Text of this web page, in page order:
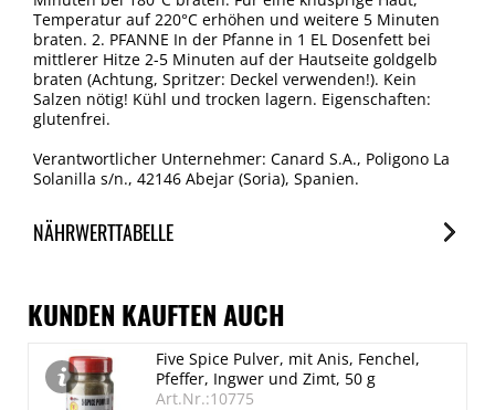
Temperatur auf 220°C erhöhen und weitere 5 Minuten
braten. 2. PFANNE In der Pfanne in 1 EL Dosenfett bei
mittlerer Hitze 2-5 Minuten auf der Hautseite goldgelb
braten (Achtung, Spritzer: Deckel verwenden!). Kein
Salzen nötig! Kühl und trocken lagern. Eigenschaften:
glutenfrei.
Verantwortlicher Unternehmer: Canard S.A., Poligono La
Solanilla s/n., 42146 Abejar (Soria), Spanien.
NÄHRWERTTABELLE
je 100g
Brennwert
1378 kJ/332 kcal
Fett
KUNDEN KAUFTEN AUCH
Five Spice Pulver, mit Anis, Fenchel,
Pfeffer, Ingwer und Zimt, 50 g
Art.Nr.:10775